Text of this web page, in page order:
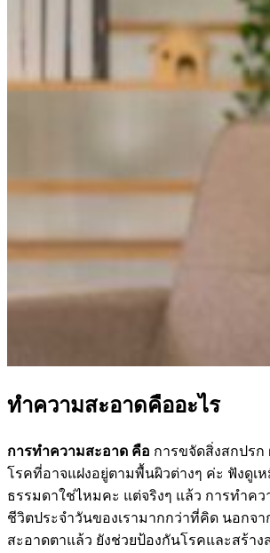
ทำความสะอาดคืออะไร
การทำความสะอาด คือ การขจัดสิ่งสกปรก
โรคที่อาจแฝงอยู่ตามพื้นผิวต่างๆ ค่ะ ฟังดูเห
ธรรมดาใช่ไหมคะ แต่จริงๆ แล้ว การทำค
ชีวิตประจำวันของเรามากกว่าที่คิด นอกจ
สะอาดตาแล้ว ยังช่วยป้องกันโรคและสร้า